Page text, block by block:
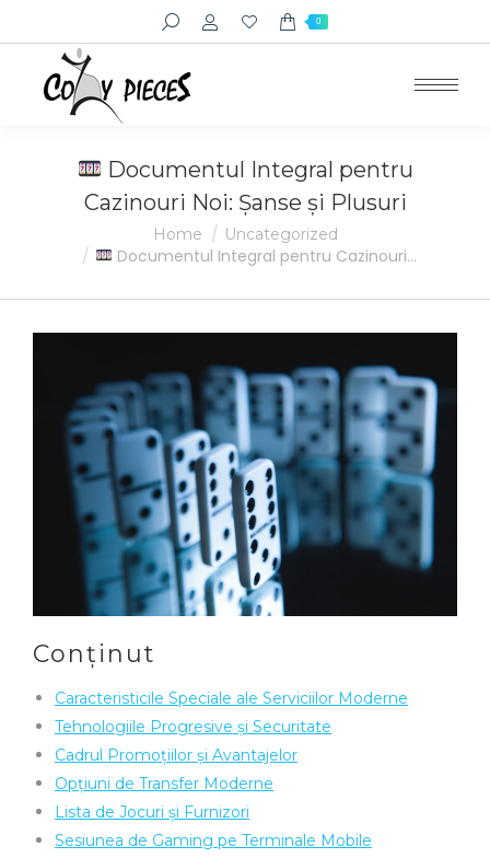
Search: 0
Documentul Integral pentru
Cazinouri Noi: Șanse și Plusuri
Home Uncategorized
Documentul Integral pentru Cazinouri…
Conținut
Caracteristicile Speciale ale Serviciilor Moderne
Tehnologiile Progresive și Securitate
Cadrul Promoțiilor și Avantajelor
Opțiuni de Transfer Moderne
Lista de Jocuri și Furnizori
Sesiunea de Gaming pe Terminale Mobile